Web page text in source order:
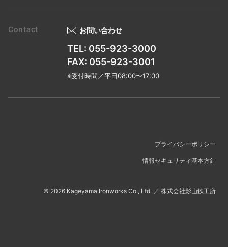
お問い合わせ
TEL: 055-923-3000
FAX: 055-923-3001
※受付時間／平日08:00〜17:00
プライバシーポリシー
情報セキュリティ基本方針
© 2026 Kageyama Ironworks Co., Ltd. ／ 株式会社影山鉄工所